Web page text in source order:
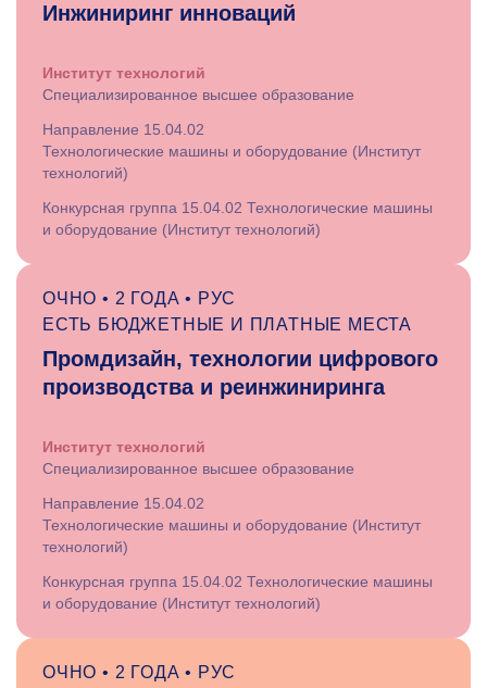
Инжиниринг инноваций
Институт технологий
Специализированное высшее образование
Направление 15.04.02
Технологические машины и оборудование (Институт
технологий)
Конкурсная группа 15.04.02 Технологические машины
и оборудование (Институт технологий)
ОЧНО • 2 ГОДА • РУС
ЕСТЬ БЮДЖЕТНЫЕ И ПЛАТНЫЕ МЕСТА
Промдизайн, технологии цифрового
производства и реинжиниринга
Институт технологий
Специализированное высшее образование
Направление 15.04.02
Технологические машины и оборудование (Институт
технологий)
Конкурсная группа 15.04.02 Технологические машины
и оборудование (Институт технологий)
ОЧНО • 2 ГОДА • РУС